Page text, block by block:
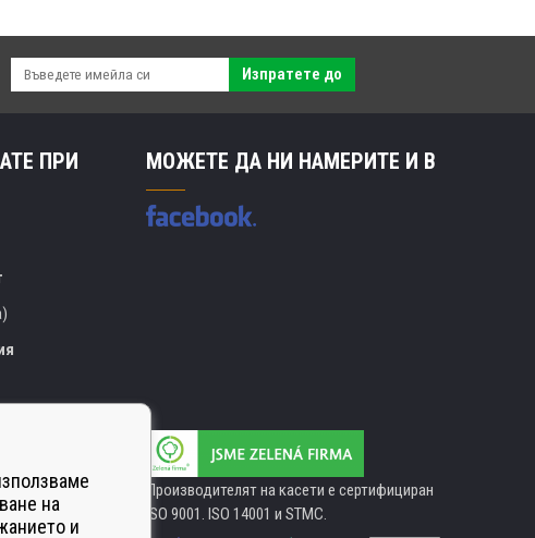
Изпратете до
ПРИ
МОЖЕТЕ ДА НИ НАМЕРИТЕ И В
Производителят на касети е сертифициран
ISO 9001. ISO 14001 и STMC.
на
и